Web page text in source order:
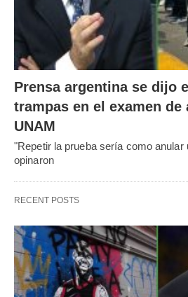
Prensa argentina se dijo
trampas en el examen
UNAM
"Repetir la prueba sería como anular
opinaron
RECENT POSTS